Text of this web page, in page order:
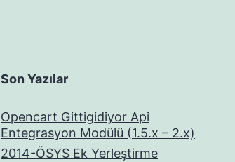
Son Yazılar
Opencart Gittigidiyor Api
Entegrasyon Modülü (1.5.x – 2.x)
2014-ÖSYS Ek Yerleştirme